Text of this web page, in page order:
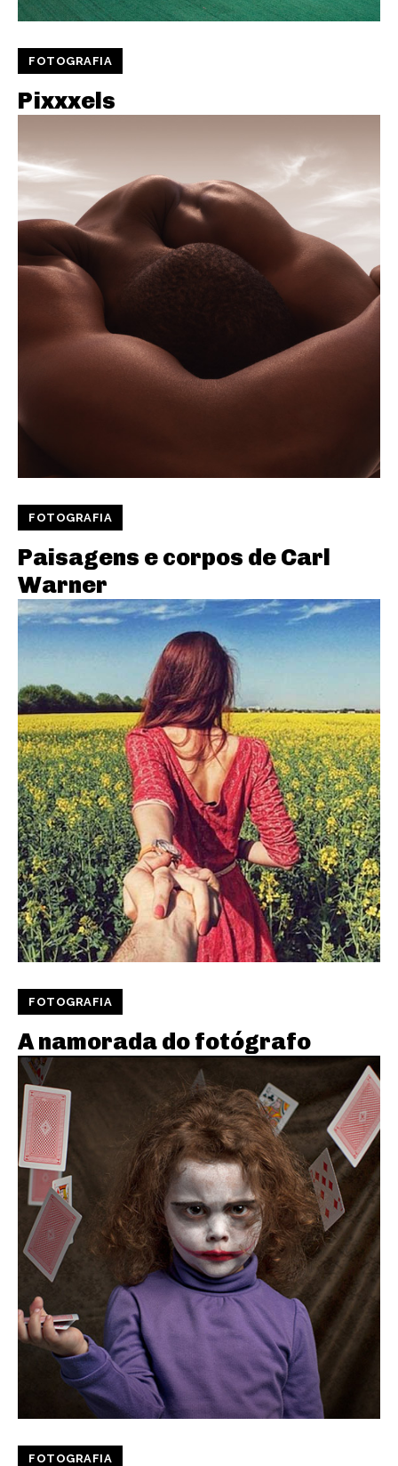
FOTOGRAFIA
Pixxxels
FOTOGRAFIA
Paisagens e corpos de Carl
Warner
FOTOGRAFIA
A namorada do fotógrafo
FOTOGRAFIA